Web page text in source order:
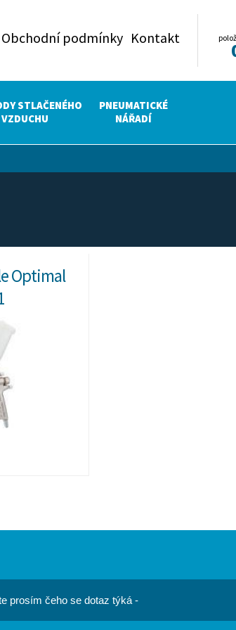
Obchodní podmínky Kontakt
STLAČENÉHO
VZDUCHU
PNEUMATICKÉ
NÁŘADÍ
Optimal